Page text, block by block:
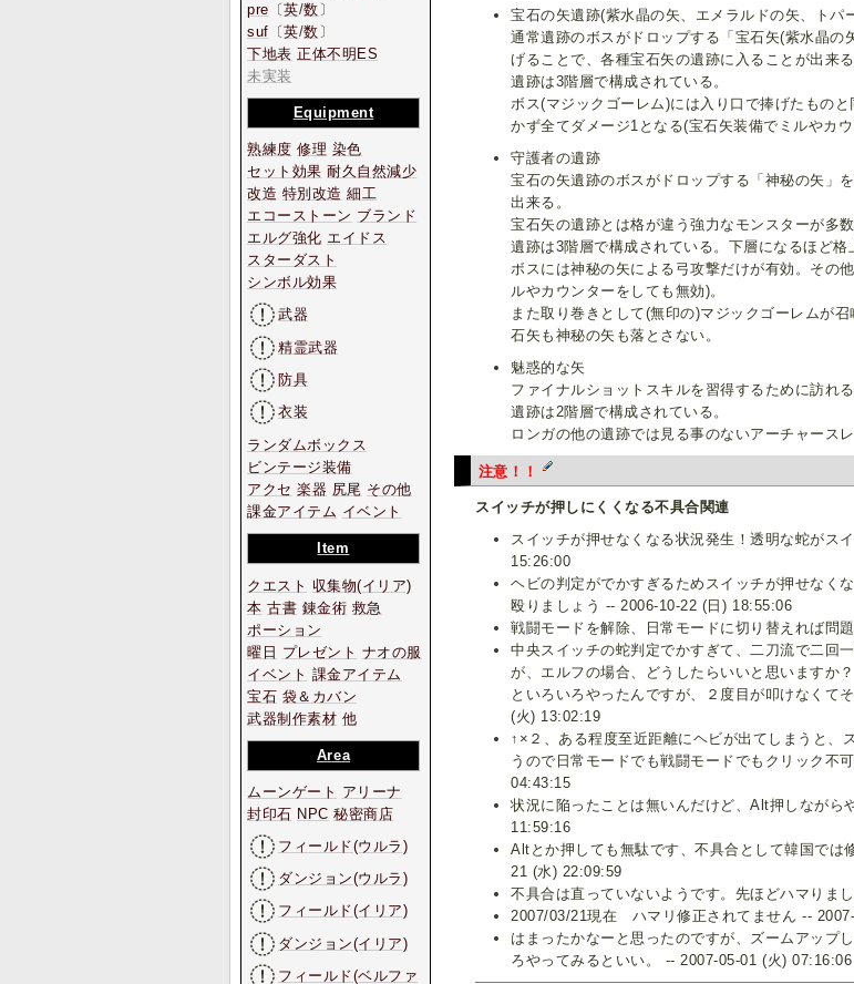
宝石の矢遺跡(紫水晶の矢、エメラルドの矢、トパ
通常遺跡のボスがドロップする「宝石矢(紫水晶
げることで、各種宝石矢の遺跡に入ることが出来る
遺跡は3階層で構成されている。
ボス(マジックゴーレム)には入り口で捧げたもの
かず全てダメージ1となる(宝石矢装備でミルやカウ
守護者の遺跡
宝石の矢遺跡のボスがドロップする「神秘の矢」
出来る。
宝石矢の遺跡とは格が違う強力なモンスターが多
遺跡は3階層で構成されている。下層になるほど格
ボスには神秘の矢による弓攻撃だけが有効。その
ルやカウンターをしても無効)。
また取り巻きとして(無印の)マジックゴーレムが
石矢も神秘の矢も落とさない。
魅惑的な矢
ファイナルショットスキルを習得するために訪れ
遺跡は2階層で構成されている。
ロンガの他の遺跡では見る事のないアーチャース
注意！！
スイッチが押しにくくなる不具合関連
スイッチが押せなくなる状況発生！透明な蛇がス
15:26:00
ヘビの判定がでかすぎるためスイッチが押せなく
殴りましょう -- 2006-10-22 (日) 18:55:06
戦闘モードを解除、日常モードに切り替えれば問
中央スイッチの蛇判定でかすぎて、二刀流で二回
が、エルフの場合、どうしたらいいと思います
といろいろやったんですが、２度目が叩けなくて
(火) 13:02:19
↑×２、ある程度至近距離にヘビが出てしまうと、
うので日常モードでも戦闘モードでもクリック不
04:43:15
状況に陥ったことは無いんだけど、Alt押しなが
11:59:16
Altとか押しても無駄です、不具合として韓国で
21 (水) 22:09:59
不具合は直っていないようです。先ほどハマりま
2007/03/21現在 ハマリ修正されてません --
はまったかなーと思ったのですが、ズームアップ
ろやってみるといい。 -- 2007-05-01 (火) 07:16:06
pre 〔英/数 〕
suf 〔英/数 〕
下地表 正体不明ES
未実装
Equipment
熟練度 修理 染色
セット効果 耐久自然減少
改造 特別改造 細工
エコーストーン ブランド
エルグ強化 エイドス
スターダスト
シンボル効果
武器
精霊武器
防具
衣装
ランダムボックス
ビンテージ装備
アクセ 楽器 尻尾 その他
課金アイテム イベント
Item
クエスト 収集物(イリア)
本 古書 錬金術 救急
ポーション
曜日 プレゼント ナオの服
イベント 課金アイテム
宝石 袋＆カバン
武器制作素材 他
Area
ムーンゲート アリーナ
封印石 NPC 秘密商店
フィールド(ウルラ)
ダンジョン(ウルラ)
フィールド(イリア)
ダンジョン(イリア)
フィールド(ベルファ